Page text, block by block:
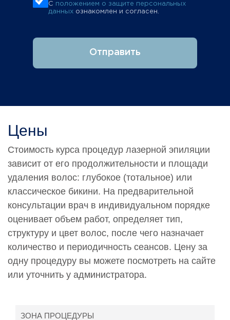
С положением о защите персональных
данных ознакомлен и согласен.
Отправить
Цены
Стоимость курса процедур лазерной эпиляции
зависит от его продолжительности и площади
удаления волос: глубокое (тотальное) или
классическое бикини. На предварительной
консультации врач в индивидуальном порядке
оценивает объем работ, определяет тип,
структуру и цвет волос, после чего назначает
количество и периодичность сеансов. Цену за
одну процедуру вы можете посмотреть на сайте
или уточнить у администратора.
ЗОНА ПРОЦЕДУРЫ